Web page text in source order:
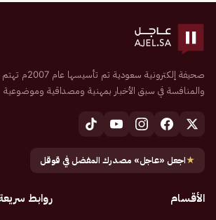
صحيفة إلكترونية
والمنافسة في سبق الأخبار بمهنية ومصداقية وموضوعية
★اجعل «عاجل» مصدرك المفضل في قوقل
الأقسام روابط